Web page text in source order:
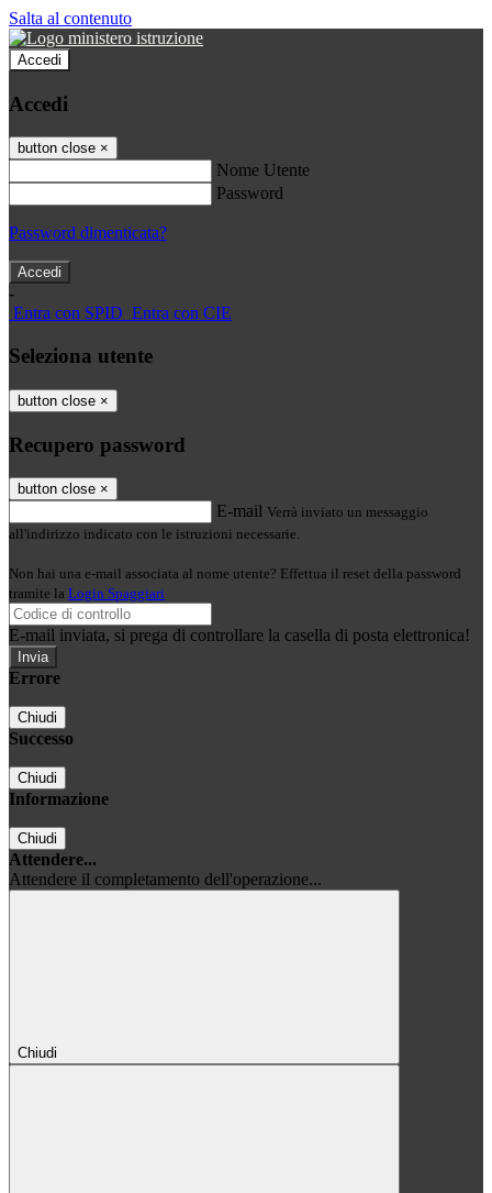
Salta al contenuto
Accedi
Accedi
button close ×
Nome Utente
Password
Password dimenticata?
-
Entra con SPID Entra con CIE
Seleziona utente
button close ×
Recupero password
button close ×
E-mail Verrà inviato un messaggio
all'indirizzo indicato con le istruzioni necessarie.
Non hai una e-mail associata al nome utente? Effettua il reset della password
tramite la Login Spaggiari
E-mail inviata, si prega di controllare la casella di posta elettronica!
Errore
Chiudi
Successo
Chiudi
Informazione
Chiudi
Attendere...
Attendere il completamento dell'operazione...
Chiudi